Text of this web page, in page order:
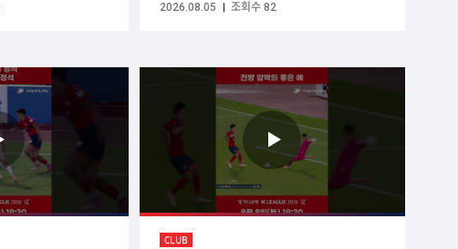
2026.08.05 조회수 82
CLUB